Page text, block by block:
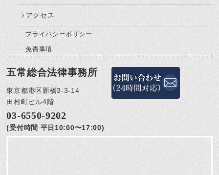
アクセス
プライバシーポリシー
免責事項
五常総合法律事務所
東京都港区新橋3-3-14
田村町ビル4階
03-6550-9202
(受付時間 平日10:00〜17:00)